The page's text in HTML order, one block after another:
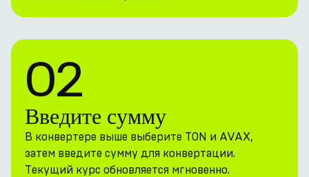
02
Введите сумму
В конвертере выше выберите TON и AVAX,
затем введите сумму для конвертации.
Текущий курс обновляется мгновенно.